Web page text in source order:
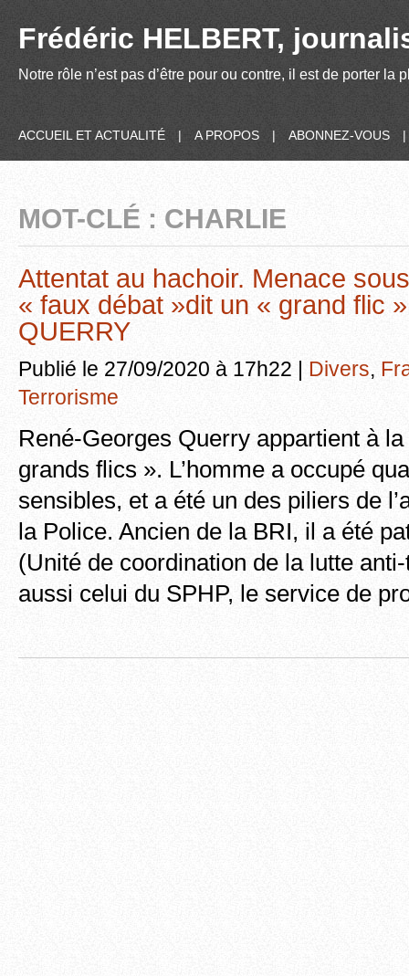
Frédéric HELBERT,
Notre rôle n’est pas d’être pour ou contre, il est de porter
ACCUEIL ET ACTUALITÉ | A PROPOS | ABONNEZ-VOUS |
MOT-CLÉ : CHARLIE
Attentat au hachoir. Menace
« faux débat »dit un « grand flic
QUERRY
Publié le 27/09/2020 à 17h22 | Divers,
Terrorisme
René-Georges Querry appartient à
grands flics ». L’homme a occupé
sensibles, et a été un des piliers de
la Police. Ancien de la BRI, il a été
(Unité de coordination de la lutte
aussi celui du SPHP, le service de